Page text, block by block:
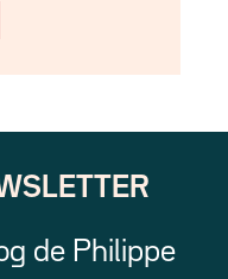
de Philippe